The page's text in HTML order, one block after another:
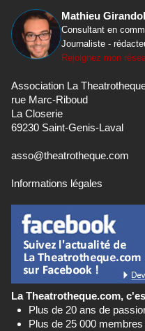
Mathieu
Consultant en
Journaliste -
Rejoignez mon
Association La
rue Marc-Riboud
La Closerie
69230 Saint-Genis-Laval
asso@theatrotheque.com
Informations légales
La Theatrotheque.com,
Plus de 20 ans de
Plus de 25 000 membres